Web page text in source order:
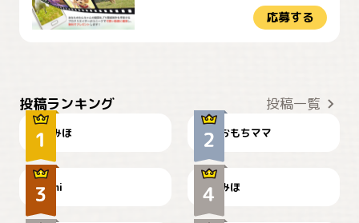
応募する
投稿ランキング 投稿一覧
みほ おもちママ
可愛い？
mi
見てるぞぉ
みほ
🌻とむぎ！
ドーベルマンのお友達邸に
て